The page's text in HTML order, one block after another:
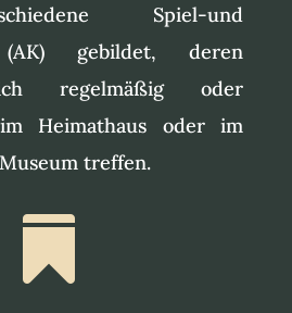
Spiel-und
(AK) gebildet, deren
regelmäßig oder
im Heimathaus oder im
treffen.
